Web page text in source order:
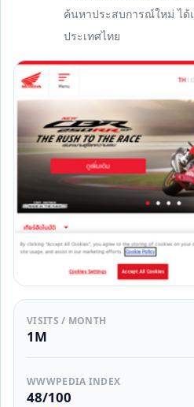
ค้นหาประสบการณ์ใหม่ ไ
ประเทศไทย
VISITS / MONTH
1M
WWWPEDIA INDEX
48/100